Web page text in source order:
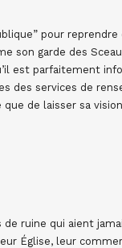
pour
son garde des
est parfaitement
des services de
de laisser sa
ruine qui aient
Église, leur